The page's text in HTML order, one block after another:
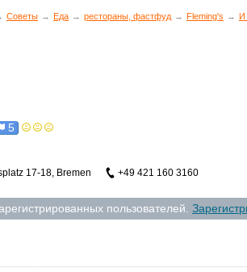
Советы → Еда → рестораны, фастфуд → Fleming's → И
5
17-18, Bremen +49 421 160 3160
пользователей.